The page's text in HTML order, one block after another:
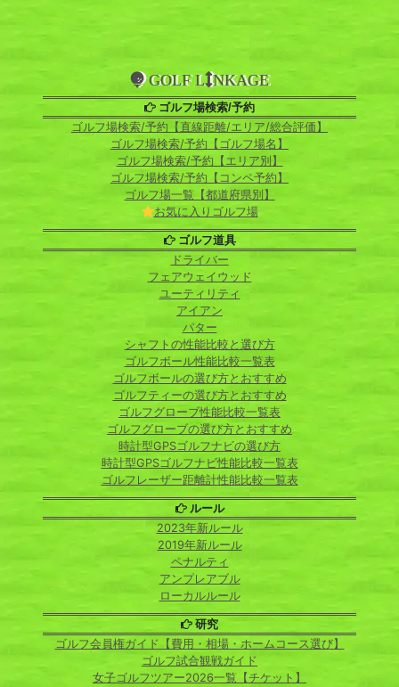
GOLF L NKAGE
ゴルフ場検索/予約
ゴルフ場検索/予約【直線距離/エリア/総合評価】
ゴルフ場検索/予約【ゴルフ場名】
ゴルフ場検索/予約【エリア別】
ゴルフ場検索/予約【コンペ予約】
ゴルフ場一覧【都道府県別】
お気に入りゴルフ場
ゴルフ道具
ドライバー
フェアウェイウッド
ユーティリティ
アイアン
パター
シャフトの性能比較と選び方
ゴルフボール性能比較一覧表
ゴルフボールの選び方とおすすめ
ゴルフティーの選び方とおすすめ
ゴルフグローブ性能比較一覧表
ゴルフグローブの選び方とおすすめ
時計型GPSゴルフナビの選び方
時計型GPSゴルフナビ性能比較一覧表
ゴルフレーザー距離計性能比較一覧表
ルール
2023年新ルール
2019年新ルール
ペナルティ
アンプレアブル
ローカルルール
研究
ゴルフ会員権ガイド【費用・相場・ホームコース選び】
ゴルフ試合観戦ガイド
女子ゴルフツアー2026一覧【チケット】